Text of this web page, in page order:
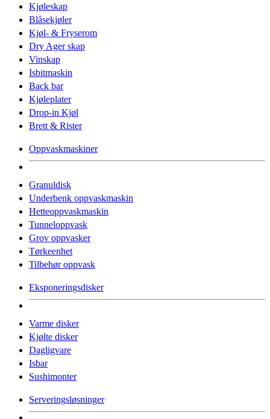
Kjøleskap
Blåsekjøler
Kjøl- & Fryserom
Dry Ager skap
Vinskap
Isbitmaskin
Back bar
Kjøleplater
Drop-in Kjøl
Brett & Rister
Oppvaskmaskiner
Granuldisk
Underbenk oppvaskmaskin
Hetteoppvaskmaskin
Tunneloppvask
Grov oppvasker
Tørkeenhet
Tilbehør oppvask
Eksponeringsdisker
Varme disker
Kjølte disker
Dagligvare
Isbar
Sushimonter
Serveringsløsninger